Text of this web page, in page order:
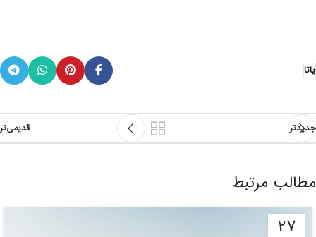
یاتا
جدیدتر قدیمی‌تر
مطالب مرتبط
27